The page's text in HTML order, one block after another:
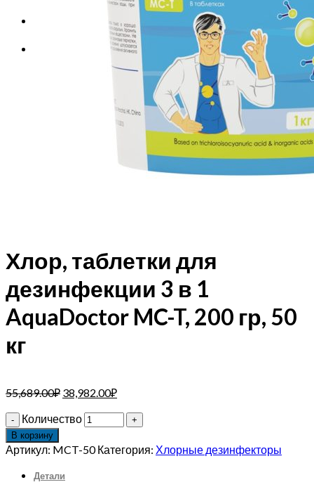
Хлор, таблетки для
дезинфекции 3 в 1
AquaDoctor MC-T, 200 гр, 50
кг
55,689.00₽ 38,982.00₽
Количество
В корзину
Артикул: MCT-50 Категория: Хлорные дезинфекторы
Детали